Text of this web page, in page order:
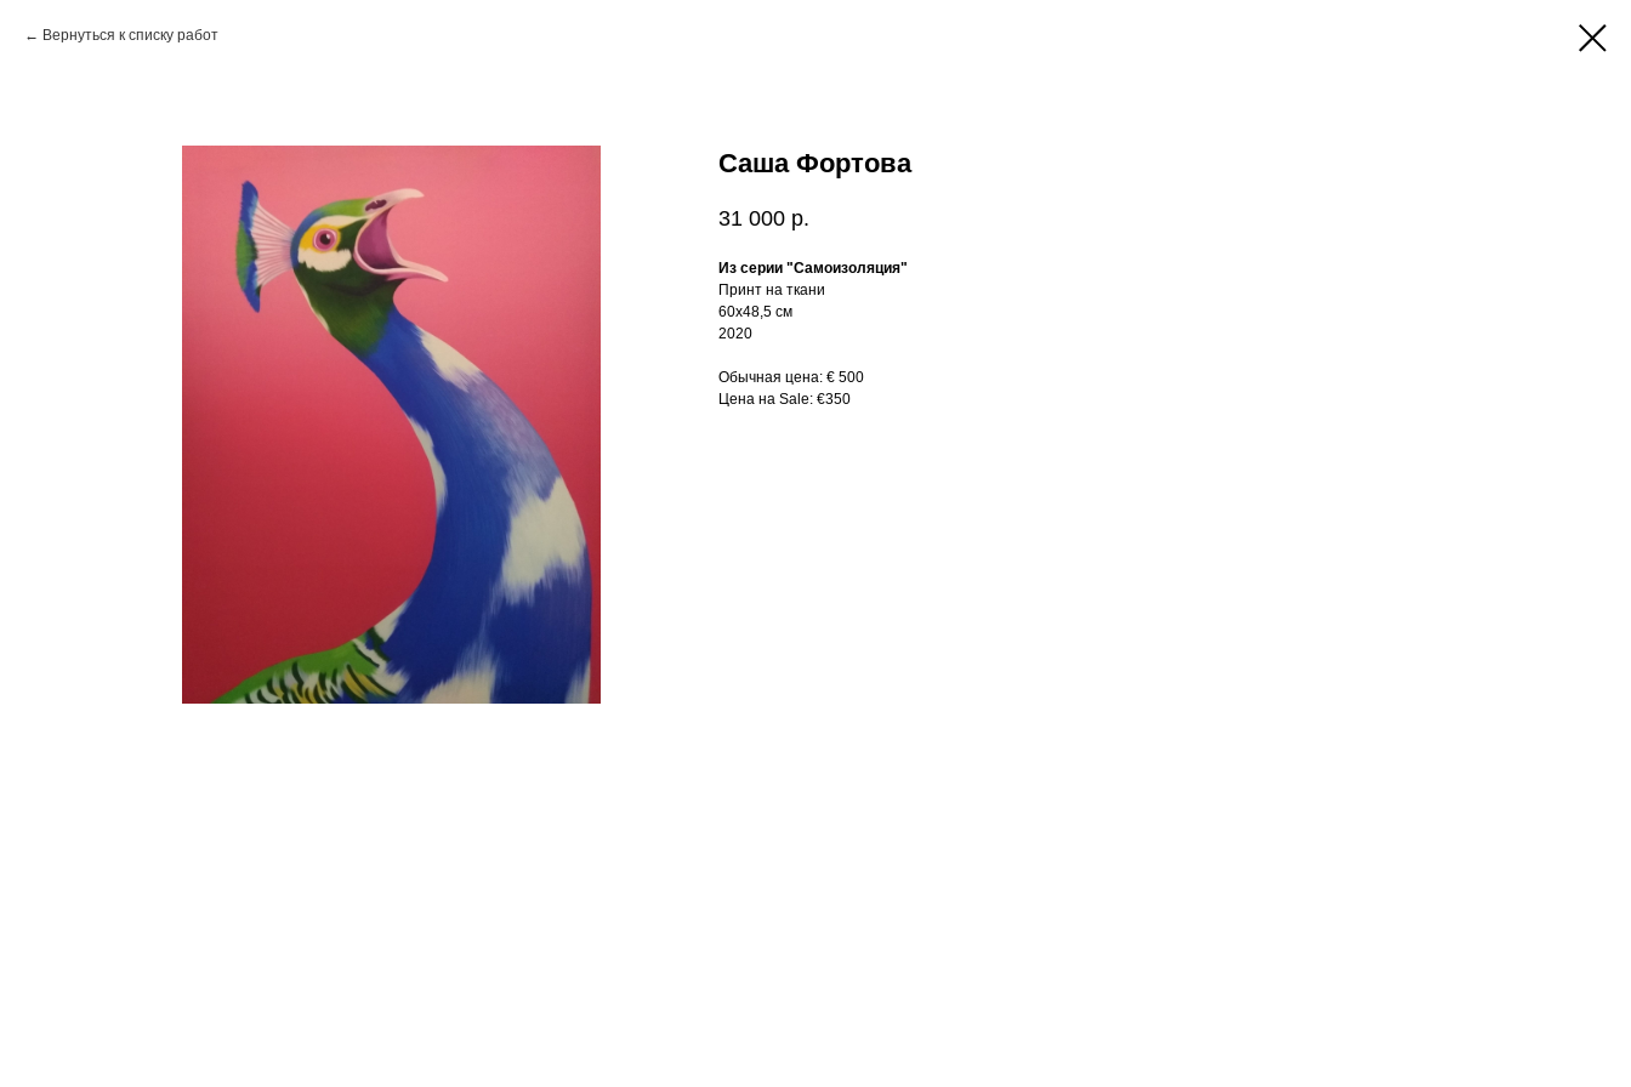
Вернуться к списку работ
Саша Фортова
31 000 р.
Из серии "Самоизоляция"
Принт на ткани
60х48,5 см
2020
Обычная цена: € 500
Цена на Sale: €350